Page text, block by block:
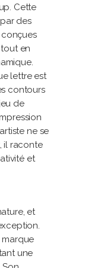
Cette
des
conçues
en
lettre est
contours
de
ne se
il raconte
et
et
marque
une